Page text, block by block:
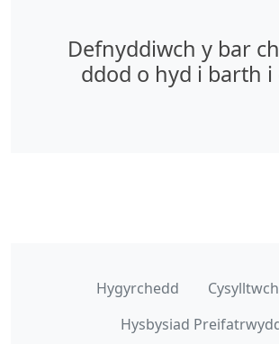
Defnyddiwch y bar
ddod o hyd i barth i
Hygyrchedd
Hysbysiad